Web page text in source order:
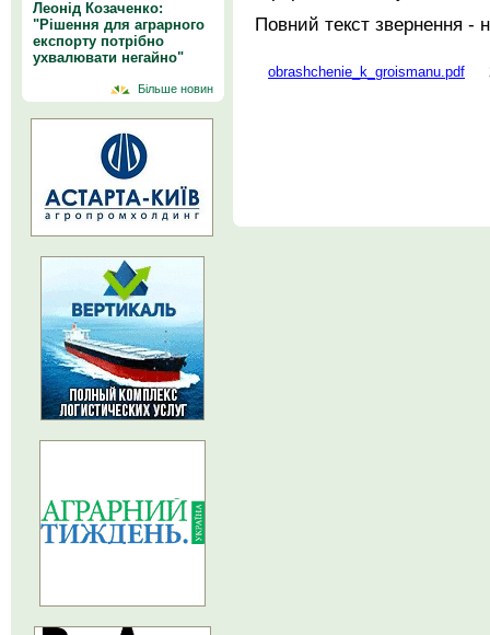
Повний текст звернення -
obrashchenie_k_groismanu.pdf
Леонід Козаченко:
"Рішення для аграрного
експорту потрібно
ухвалювати негайно"
Більше новин